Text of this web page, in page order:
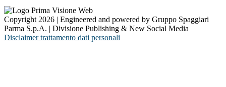
Copyright 2026 | Engineered and powered by Gruppo Spaggiari
Parma S.p.A. | Divisione Publishing & New Social Media
Disclaimer trattamento dati personali